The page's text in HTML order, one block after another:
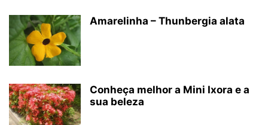
Amarelinha – Thunbergia alata
Conheça melhor a Mini Ixora e a
sua beleza